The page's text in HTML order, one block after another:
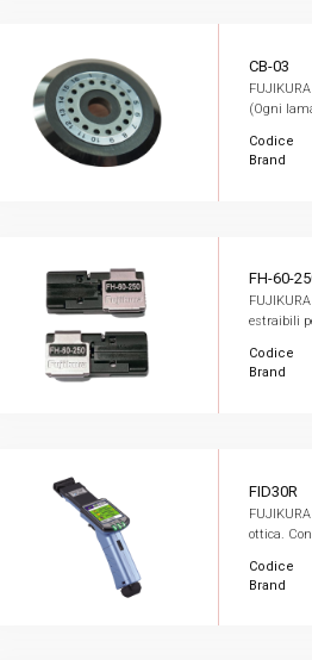
CB-03
(Ogni
Codice
Brand
FH-60-
estraibili
Codice
Brand
FID30R
ottica.
Codice
Brand